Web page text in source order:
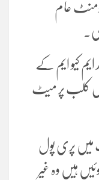
عام
کیو ایم کے
کلب پر میٹ
میں پری پول
ہیں وہ غیر